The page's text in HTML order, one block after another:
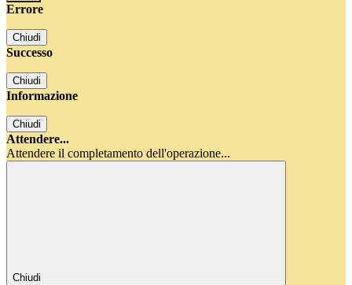
Errore
Chiudi
Successo
Chiudi
Informazione
Chiudi
Attendere...
Attendere il completamento dell'operazione...
Chiudi